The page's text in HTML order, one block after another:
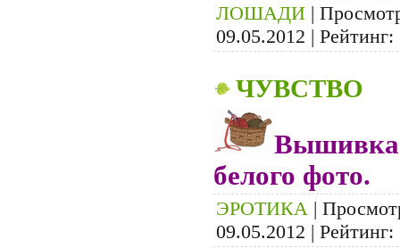
ЛОШАДИ |
09.05.2012 | Рейтинг:
ЧУВСТВО
Вышивка
белого фото.
ЭРОТИКА |
09.05.2012 | Рейтинг: